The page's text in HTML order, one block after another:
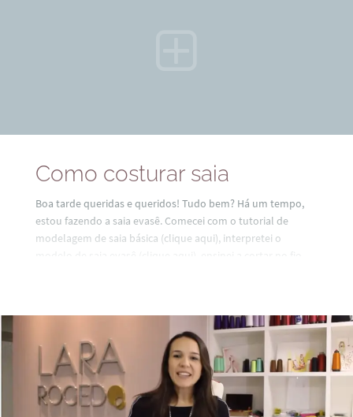
Como costurar saia
Boa tarde queridas e queridos! Tudo bem? Há um tempo,
estou fazendo a saia evasê. Comecei com o tutorial de
modelagem de saia básica (clique aqui), interpretei o